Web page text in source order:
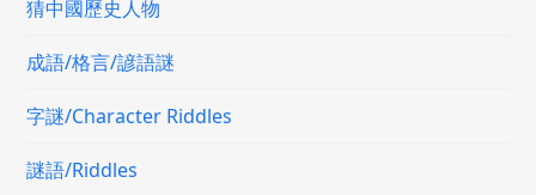
猜中國歷史人物
成語/格言/諺語謎
字謎/Character Riddles
謎語/Riddles